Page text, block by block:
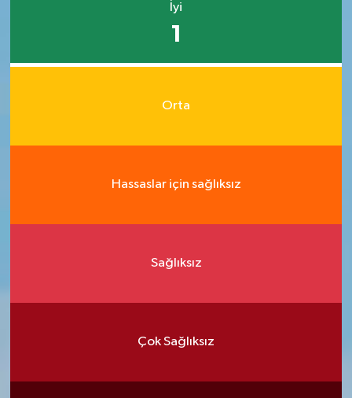
İyi
1
Orta
Hassaslar için sağlıksız
Sağlıksız
Çok Sağlıksız